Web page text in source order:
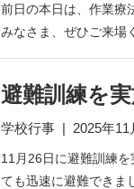
前日の本日は、作業療
みなさま、ぜひご来場
避難訓練を
学校行事 | 2025年11
11月26日に避難訓練
ても迅速に避難できま